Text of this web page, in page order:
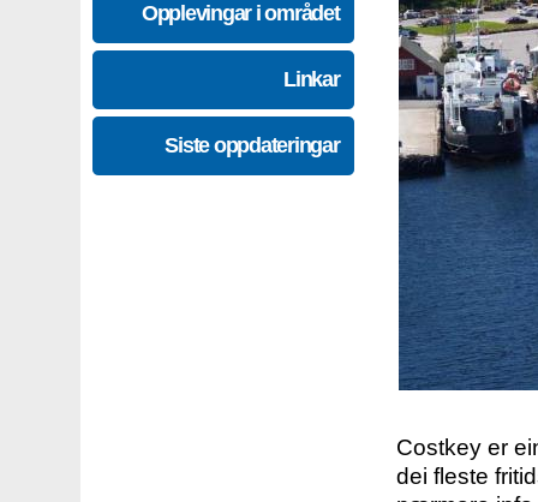
Opplevingar i området
Linkar
Siste oppdateringar
Costkey er
dei fleste